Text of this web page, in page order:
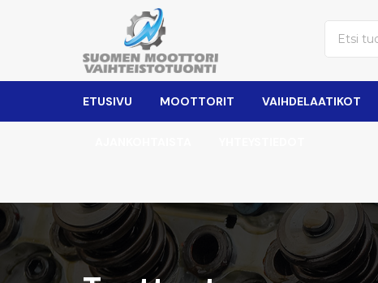
ETUSIVU MOOTTORIT VAIHDELAATIKOT